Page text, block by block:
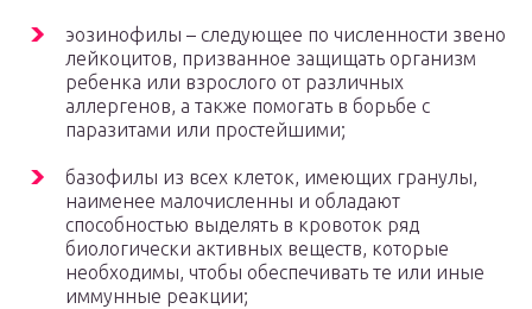
эозинофилы – следующее по численности звено
лейкоцитов, призванное защищать организм
ребенка или взрослого от различных
аллергенов, а также помогать в борьбе с
паразитами или простейшими;
базофилы из всех клеток, имеющих гранулы,
наименее малочисленны и обладают
способностью выделять в кровоток ряд
биологически активных веществ, которые
необходимы, чтобы обеспечивать те или иные
иммунные реакции;